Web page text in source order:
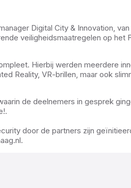
Digital City & Innovation,
veiligheidsmaatregelen op
Hierbij werden meerdere
Reality, VR-brillen, maar ook
de deelnemers in gesprek
door de partners zijn
.